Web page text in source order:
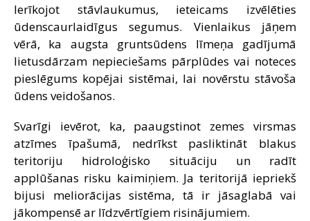
Ierīkojot stāvlaukumus, ieteicams izvēlēties
ūdenscaurlaidīgus segumus. Vienlaikus jāņem
vērā, ka augsta gruntsūdens līmeņa gadījumā
lietusdārzam nepieciešams pārplūdes vai noteces
pieslēgums kopējai sistēmai, lai novērstu stāvoša
ūdens veidošanos.
Svarīgi ievērot, ka, paaugstinot zemes virsmas
atzīmes īpašumā, nedrīkst pasliktināt blakus
teritoriju hidroloģisko situāciju un radīt
applūšanas risku kaimiņiem. Ja teritorijā iepriekš
bijusi meliorācijas sistēma, tā ir jāsaglabā vai
jākompensē ar līdzvērtīgiem risinājumiem.